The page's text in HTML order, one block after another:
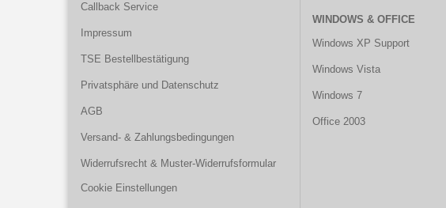
Callback Service
Impressum
TSE Bestellbestätigung
Privatsphäre und Datenschutz
AGB
Versand- & Zahlungsbedingungen
Widerrufsrecht & Muster-Widerrufsformular
Cookie Einstellungen
WINDOWS & OFFICE
Windows XP Support
Windows Vista
Windows 7
Office 2003